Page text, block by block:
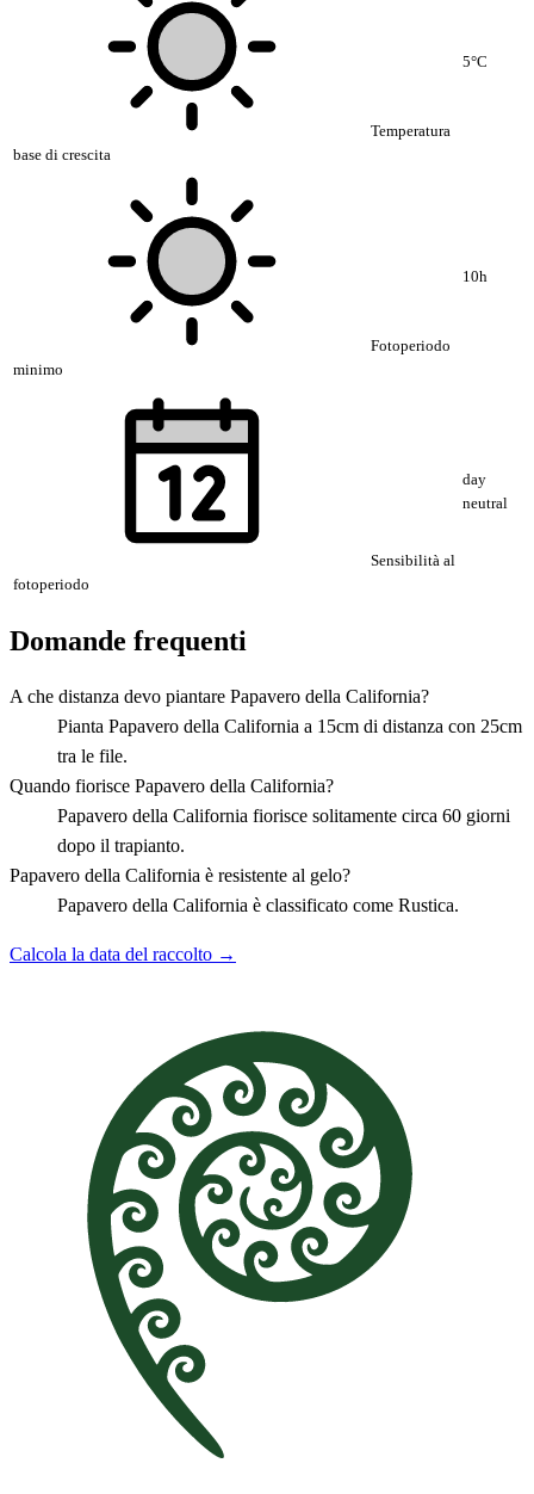
Temperatura
base di crescita
5°C
Fotoperiodo
minimo
10h
Sensibilità al
fotoperiodo
day
neutral
Domande frequenti
A che distanza devo piantare Papavero della California?
Pianta Papavero della California a 15cm di distanza con 25cm
tra le file.
Quando fiorisce Papavero della California?
Papavero della California fiorisce solitamente circa 60 giorni
dopo il trapianto.
Papavero della California è resistente al gelo?
Papavero della California è classificato come Rustica.
Calcola la data del raccolto →